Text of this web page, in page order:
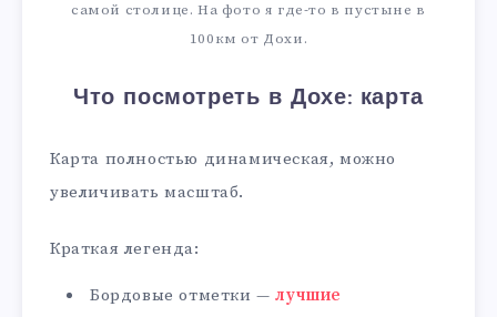
самой столице. На фото я где-то в пустыне в
100км от Дохи.
Что посмотреть в Дохе: карта
Карта полностью динамическая, можно
увеличивать масштаб.
Краткая легенда:
Бордовые отметки —лучшие